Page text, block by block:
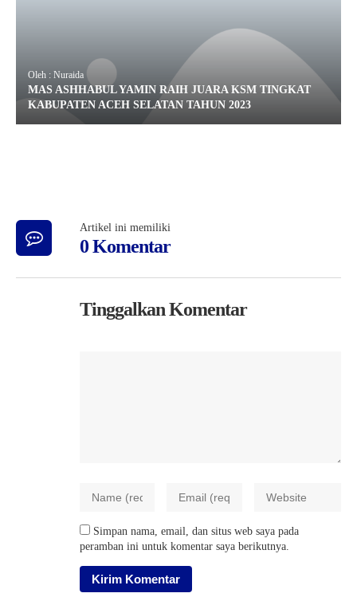
Oleh : Nuraida
MAS ASHHABUL YAMIN RAIH JUARA KSM TINGKAT
KABUPATEN ACEH SELATAN TAHUN 2023
Artikel ini memiliki
0 Komentar
Tinggalkan Komentar
Simpan nama, email, dan situs web saya pada
peramban ini untuk komentar saya berikutnya.